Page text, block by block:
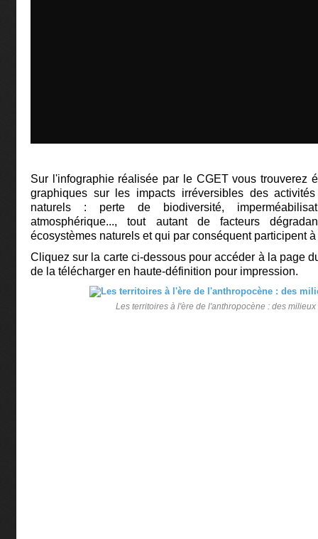
Sur l'infographie réalisée par le CGET vous trouverez
graphiques sur les impacts irréversibles des
naturels : perte de biodiversité,
atmosphérique..., tout autant de facteurs
écosystèmes naturels et qui par conséquent participent
Cliquez sur la carte ci-dessous pour accéder à la page
de la télécharger en haute-définition pour impression.
Les territoires à l'ère de l'anthropocène : des